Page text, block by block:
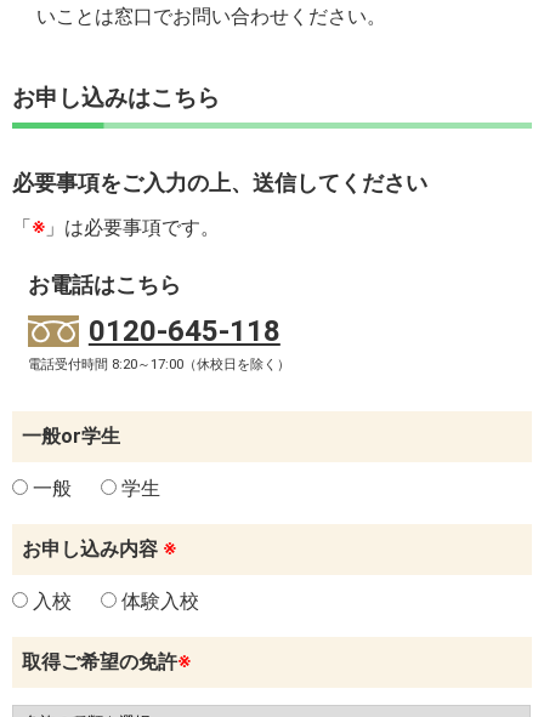
いことは窓口でお問い合わせください。
お申し込みはこちら
必要事項をご入力の上、送信してください
「 ※ 」は必要事項です。
お電話はこちら
0120-645-118
電話受付時間 8:20～17:00（休校日を除く）
一般or学生
一般 学生
お申し込み内容 ※
入校 体験入校
取得ご希望の免許※